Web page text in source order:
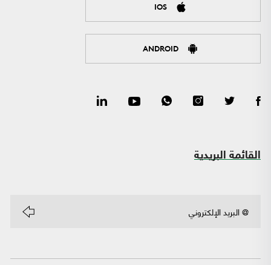
IOS
ANDROID
القائمة البريدية